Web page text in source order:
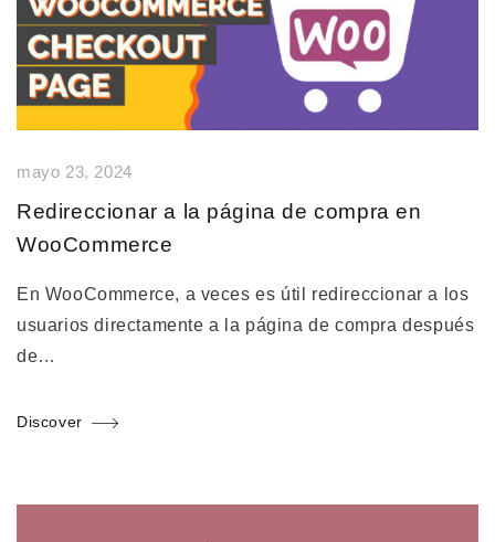
mayo 23, 2024
Redireccionar a la página de compra en
WooCommerce
En WooCommerce, a veces es útil redireccionar a los
usuarios directamente a la página de compra después
de…
Discover